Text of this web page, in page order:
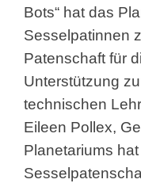
Bots“ hat das
Sesselpatinnen
Patenschaft für
Unterstützung
technischen
Eileen Pollex,
Planetariums